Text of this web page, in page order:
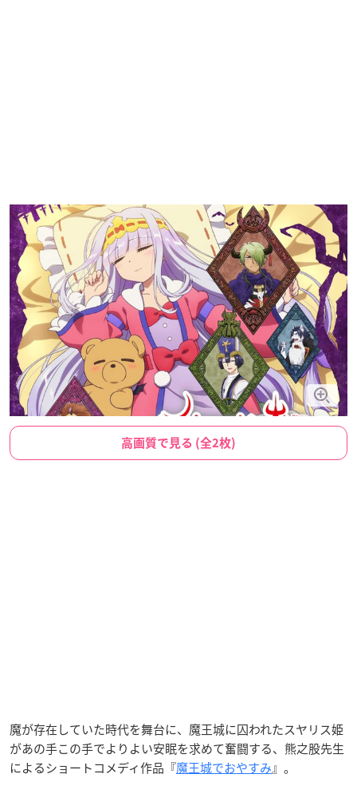
高画質で見る (全2枚)
魔が存在していた時代を舞台に、魔王城に囚われたスヤリス姫
があの手この手でよりよい安眠を求めて奮闘する、熊之股先生
によるショートコメディ作品『魔王城でおやすみ』。